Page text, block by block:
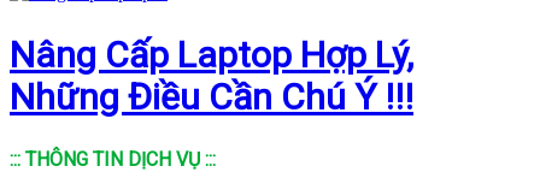
Nâng Cấp Laptop Hợp Lý,
Những Điều Cần Chú Ý !!!
::: THÔNG TIN DỊCH VỤ :::